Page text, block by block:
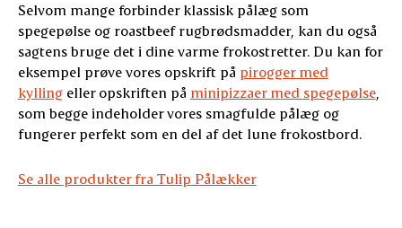
Selvom mange forbinder klassisk pålæg som
spegepølse og roastbeef rugbrødsmadder, kan du også
sagtens bruge det i dine varme frokostretter. Du kan for
eksempel prøve vores opskrift på pirogger med
kyllingeller opskriften på minipizzaer med spegepølse,
som begge indeholder vores smagfulde pålæg og
fungerer perfekt som en del af det lune frokostbord.
Se alle produkter fra Tulip Pålækker